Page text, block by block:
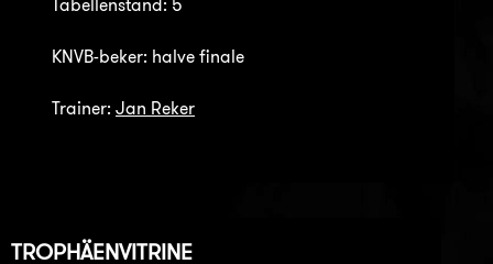
Tabellenstand: 5
KNVB-beker: halve finale
Trainer: Jan Reker
TROPHÄENVITRINE